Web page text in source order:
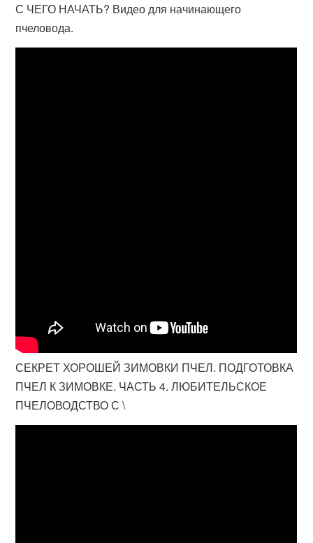
С ЧЕГО НАЧАТЬ? Видео для начинающего
пчеловода.
СЕКРЕТ ХОРОШЕЙ ЗИМОВКИ ПЧЕЛ. ПОДГОТОВКА
ПЧЕЛ К ЗИМОВКЕ. ЧАСТЬ 4. ЛЮБИТЕЛЬСКОЕ
ПЧЕЛОВОДСТВО С \